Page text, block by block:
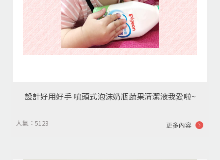
設計好用好手 噴頭式泡沫奶瓶蔬果清潔液我愛啦~
人氣：5123 更多內容